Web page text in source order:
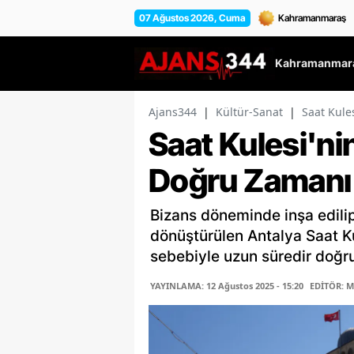
07 Ağustos 2026, Cuma
Ajans344 | Kültür-Sanat | Saat
Saat
Doğru
Bizans döneminde inşa
dönüştürülen Antalya Saat
sebebiyle uzun süredir
YAYINLAMA: 12 Ağustos 2025 - 15:20 EDİTÖR: